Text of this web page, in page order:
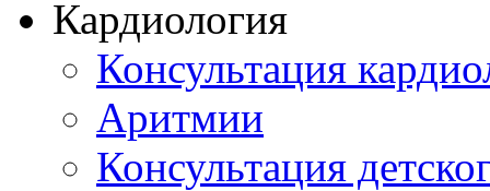
Кардиология
Консультация
Аритмии
Консультация